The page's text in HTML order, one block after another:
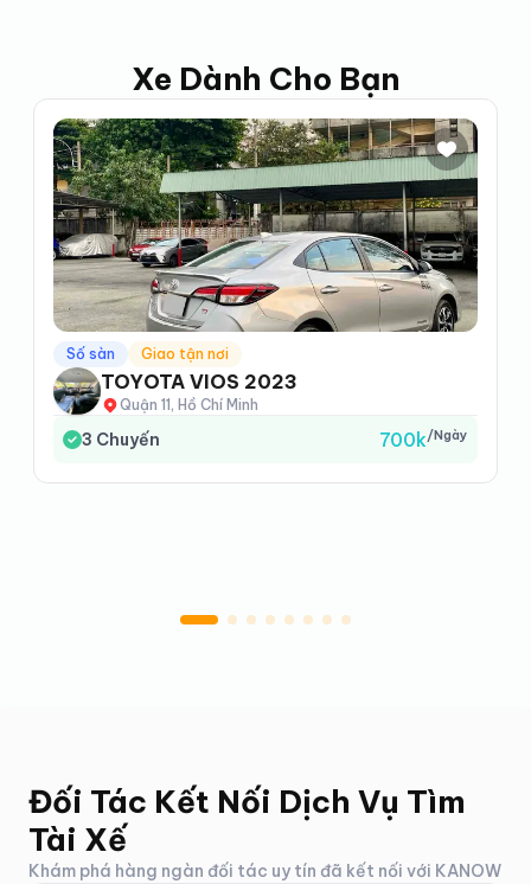
Xe Dành Cho Bạn
Số sàn Giao tận nơi
TOYOTA VIOS 2023
Quận 11, Hồ Chí Minh
3 Chuyến 700k/ngày
Đối Tác Kết Nối Dịch Vụ Tìm
Tài Xế
Khám phá hàng ngàn đối tác uy tín đã kết nối với KANOW